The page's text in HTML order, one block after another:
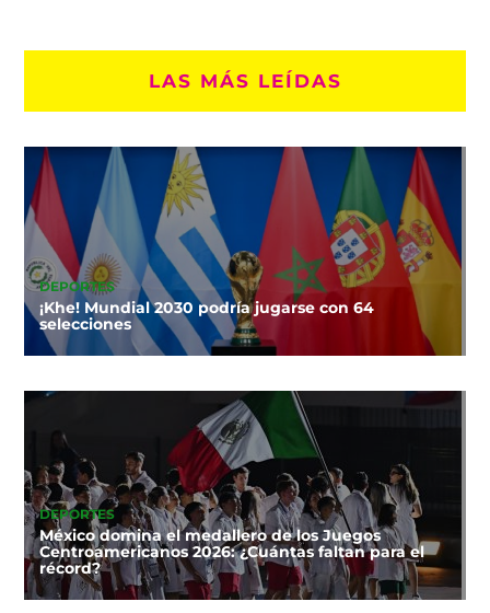
LAS MÁS LEÍDAS
DEPORTES
¡Khe! Mundial 2030 podría jugarse con 64
selecciones
DEPORTES
México domina el medallero de los Juegos
Centroamericanos 2026: ¿Cuántas faltan para el
récord?